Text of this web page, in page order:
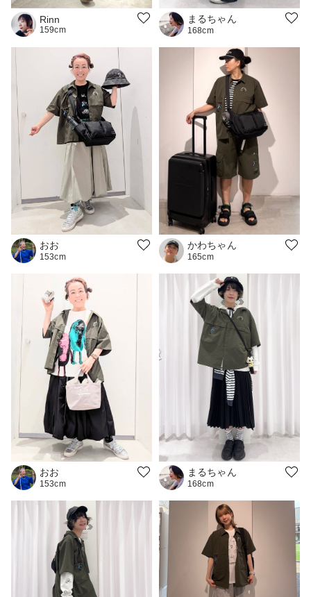
Rinn
159cm
まるちゃん
168cm
おお
153cm
かわちゃん
165cm
おお
153cm
まるちゃん
168cm